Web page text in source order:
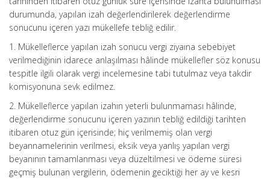
durumunda, yapılan izah değerlendirilerek değerlendirme
sonucunu içeren yazı mükellefe tebliğ edilir.
1. Mükelleflerce yapılan izah sonucu vergi ziyaına sebebiyet
verilmediğinin idarece anlaşılması hâlinde mükellefler söz konusu
tespitle ilgili olarak vergi incelemesine tabi tutulmaz veya takdir
komisyonuna sevk edilmez.
2. Mükelleflerce yapılan izahın yeterli bulunmaması hâlinde,
değerlendirme sonucunu içeren yazının tebliğ edildiği tarihten
itibaren otuz gün içerisinde; hiç verilmemiş olan vergi
beyannamelerinin verilmesi, eksik veya yanlış yapılan vergi
beyanının tamamlanması veya düzeltilmesi ve ödeme süresi
geçmiş bulunan vergilerin, ödemenin geciktiği her ay ve kesri